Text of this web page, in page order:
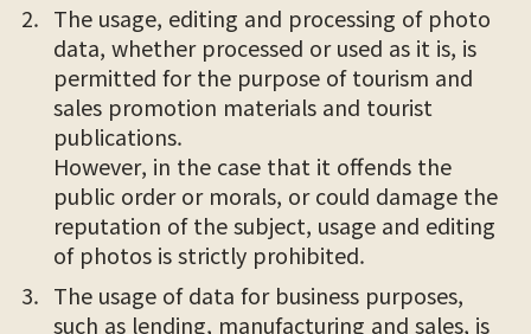
The usage, editing and processing of photo
data, whether processed or used as it is, is
permitted for the purpose of tourism and
sales promotion materials and tourist
publications.
However, in the case that it offends the
public order or morals, or could damage the
reputation of the subject, usage and editing
of photos is strictly prohibited.
The usage of data for business purposes,
such as lending, manufacturing and sales, is